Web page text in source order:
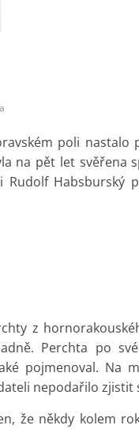
poli nastalo
na pět let svěřena
Habsburský
z
Perchta po
pojmenoval. Na
nepodařilo zjistit
že někdy kolem